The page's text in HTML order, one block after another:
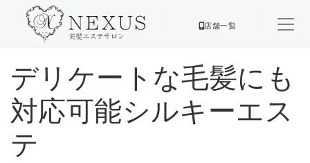
店舗一覧
デリケートな毛髪にも
対応可能シルキーエス
テ